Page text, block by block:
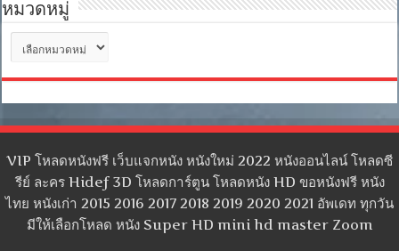
หมวดหมู่
หมู่
VIP โหลดหนังฟรี เว็บแจกหนัง หนังใหม่ 2022 หนังออนไลน์ โหลดซี
รีย์ ละคร Hidef 3D โหลดการ์ตูน โหลดหนัง HD ขอหนังฟรี หนัง
ไทย หนังเก่า 2015 2016 2017 2018 2019 2020 2021 อัพเดท ทุกวัน
มีให้เลือกโหลด หนัง Super HD mini hd master Zoom